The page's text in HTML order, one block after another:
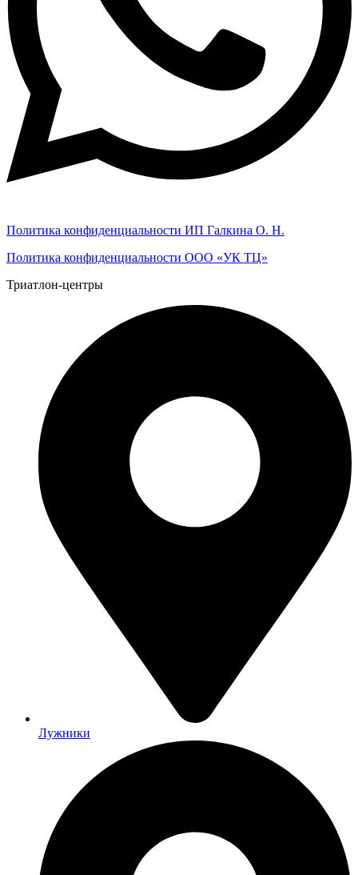
Политика конфиденциальности ИП Галкина О. Н.
Политика конфиденциальности ООО «УК ТЦ»
Триатлон-центры
Лужники